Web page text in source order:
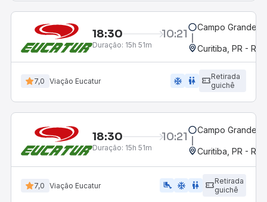
18:30 10:21
Duração: 15h 51m
Campo Grande,
Curitiba, PR -
7,0 Viação Eucatur ac_unit wc
Retirada
guichê
18:30 10:21
Duração: 15h 51m
Campo Grande,
Curitiba, PR -
7,0 Viação Eucatur airline_seat_legroom_extra ac_unit wc
Retirada
guichê